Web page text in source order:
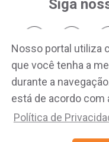
Nosso portal utiliza
que você tenha a
durante a
está de acordo com
Política de
Siga